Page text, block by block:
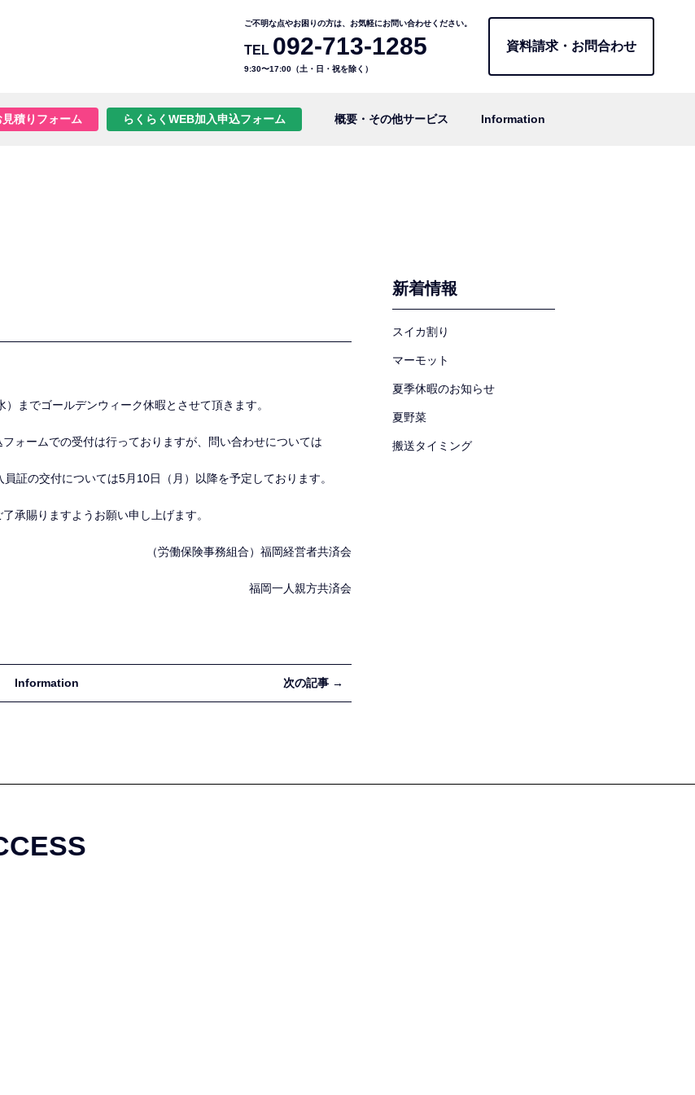
ご不明な点やお困りの方は、お気軽にお問い合わせください。
TEL 092-713-1285
9:30〜17:00（土・日・祝を除く）
資料請求・お問合わせ
積りフォーム らくらくWEB加入申込フォーム 概要・その他サービス Information
までゴールデンウィーク休暇とさせて頂きます。
ォームでの受付は行っておりますが、問い合わせについては
証の交付については5月10日（月）以降を予定しております。
承賜りますようお願い申し上げます。
（労働保険事務組合）福岡経営者共済会
福岡一人親方共済会
Information 次の記事 →
新着情報
スイカ割り
マーモット
夏季休暇のお知らせ
夏野菜
搬送タイミング